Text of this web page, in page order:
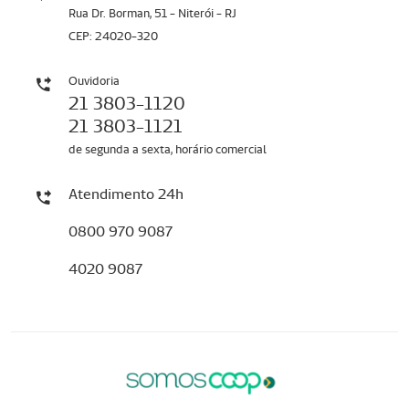
Rua Dr. Borman, 51 - Niterói - RJ
CEP: 24020-320
Ouvidoria
21 3803-1120
21 3803-1121
de segunda a sexta, horário comercial
Atendimento 24h
0800 970 9087
4020 9087